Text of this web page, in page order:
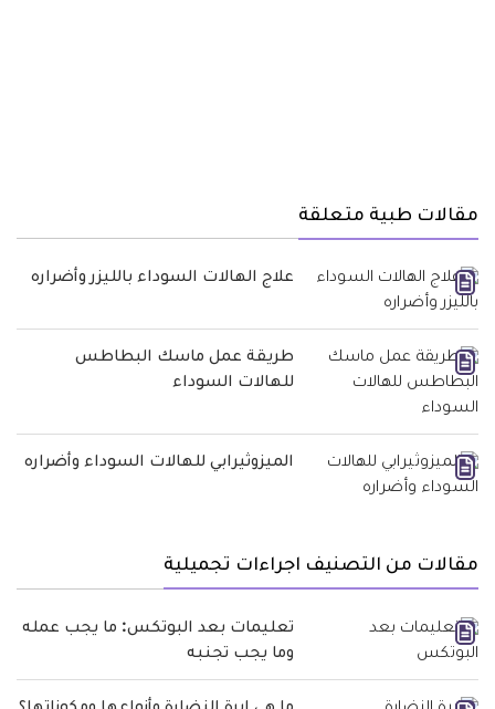
مقالات طبية متعلقة
علاج الهالات السوداء بالليزر وأضراره
طريقة عمل ماسك البطاطس
للهالات السوداء
الميزوثيرابي للهالات السوداء وأضراره
مقالات من التصنيف اجراءات تجميلية
تعليمات بعد البوتكس: ما يجب عمله
وما يجب تجنبه